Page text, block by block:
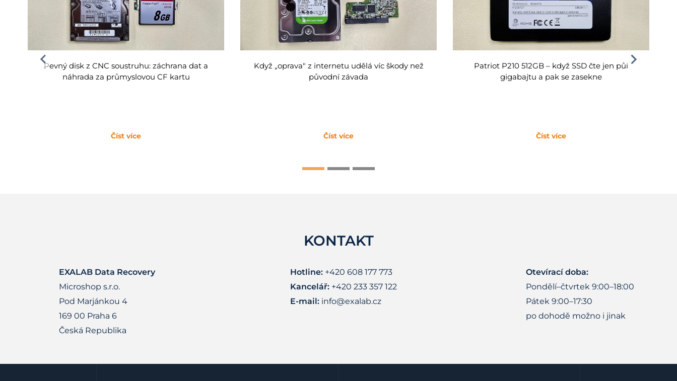
Pevný disk z CNC soustruhu: záchrana dat a
náhrada za průmyslovou CF kartu
Číst více
Když „oprava" z internetu udělá víc škody než
původní závada
Číst více
Patriot P210 512GB – když SSD čte jen půl
gigabajtu a pak se zasekne
Číst více
KONTAKT
EXALAB Data Recovery
Microshop s.r.o.
Pod Marjánkou 4
169 00 Praha 6
Česká Republika
Otevírací doba:
Pondělí–čtvrtek 9:00–18:00
Pátek 9:00–17:30
po dohodě možno i jinak
Hotline: +420 608 177 773
Kancelář: +420 233 357 122
E-mail: info@exalab.cz